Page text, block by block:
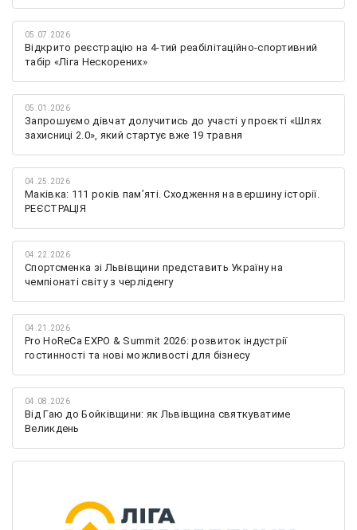
05.07.2026
Відкрито реєстрацію на 4-тий реабілітаційно-спортивний
табір «Ліга Нескорених»
05.01.2026
Запрошуємо дівчат долучитись до участі у проєкті «Шлях
захисниці 2.0», який стартує вже 19 травня
04.25.2026
Маківка: 111 років пам’яті. Сходження на вершину історії.
РЕЄСТРАЦІЯ
04.22.2026
Спортсменка зі Львівщини представить Україну на
чемпіонаті світу з черліденгу
04.21.2026
Pro HoReCa EXPO & Summit 2026: розвиток індустрії
гостинності та нові можливості для бізнесу
04.08.2026
Від Гаю до Бойківщини: як Львівщина святкуватиме
Великдень